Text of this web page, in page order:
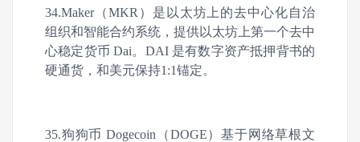
34.Maker（MKR）是以太坊上的去中心化自治
组织和智能合约系统，提供以太坊上第一个去中
心稳定货币 Dai。DAI 是有数字资产抵押背书的
硬通货，和美元保持1:1锚定。
35.狗狗币 Dogecoin（DOGE）基于网络草根文